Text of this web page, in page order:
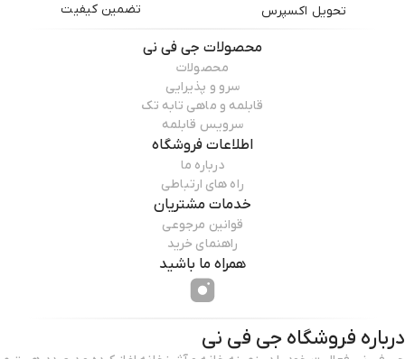
تحویل اکسپرس تضمین کیفیت
محصولات جی فی نی
محصولات
سرو و پذیرایی
قابلمه و ماهی تابه تک
سرویس قابلمه
اطلاعات فروشگاه
درباره ما
راه های ارتباطی
خدمات مشتریان
قوانین مرجوعی
راهنمای خرید
همراه ما باشید
درباره فروشگاه جی فی نی